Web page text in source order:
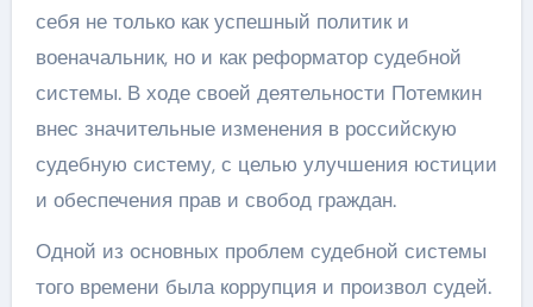
себя не только как успешный политик и
военачальник, но и как реформатор судебной
системы. В ходе своей деятельности Потемкин
внес значительные изменения в российскую
судебную систему, с целью улучшения юстиции
и обеспечения прав и свобод граждан.
Одной из основных проблем судебной системы
того времени была коррупция и произвол судей.